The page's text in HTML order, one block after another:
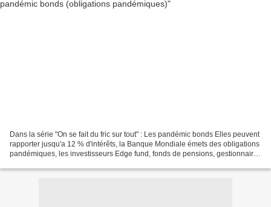
Dans la série "On se fait du fric sur tout" : Les pandémic bonds Elles peuvent
rapporter jusqu'a 12 % d'intérêts, la Banque Mondiale émets des obligations
pandémiques, les investisseurs Edge fund, fonds de pensions, gestionnaires